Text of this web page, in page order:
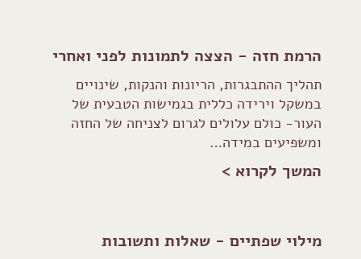
הרמת חזה - הצצה לתמונות לפני ואחרי
תהליך ההתבגרות, הריונות והנקות, שינויים
במשקל וירידה כללית בגמישות הטבעית של
העור- כולם עלולים לגרום לצניחה של החזה
ומשפיעים במידה…
המשך לקרוא >
מילוי שפתיים - שאלות ותשובות